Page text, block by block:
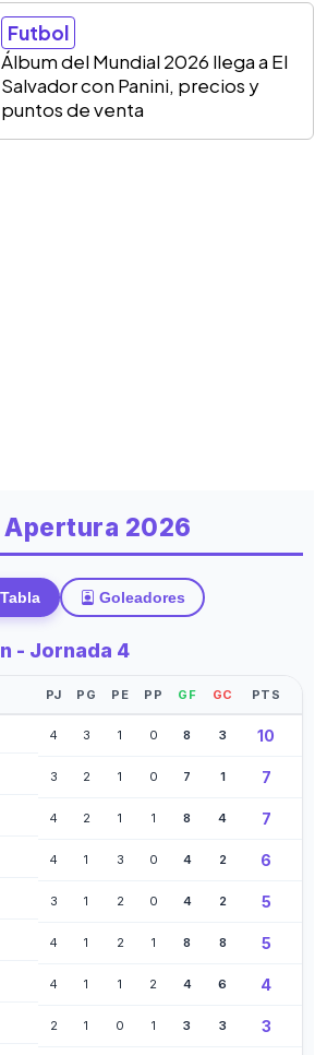
Futbol
Álbum del Mundial 2026 llega a El
Salvador con Panini, precios y
puntos de venta